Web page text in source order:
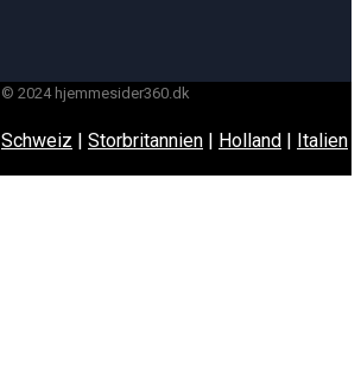
© 2024 hjemmesider360.dk
Schweiz Storbritannien Holland Italien